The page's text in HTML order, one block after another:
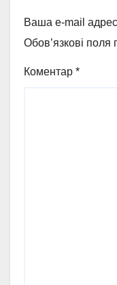
Ваша e-mail
Обов’язкові поля
Коментар *